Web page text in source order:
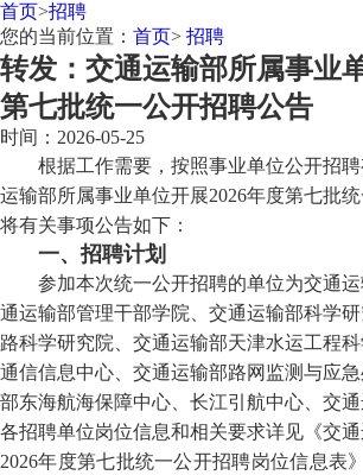
首页>招聘
您的当前位置： 首页> 招聘
转发：交通运输部所属事业
第七批统一公开招聘公告
时间：2026-05-25
根据工作需要，按照事业单位公开招
运输部所属事业单位开展2026年度第七批
将有关事项公告如下：
一、招聘计划
参加本次统一公开招聘的单位为交通
通运输部管理干部学院、交通运输部科学研
路科学研究院、 交通运输部天津水运工程科
通信信息中心、 交通运输部路网监测与应急
部东海航海保障中心、 长江引航中心 交
各招聘单位岗位信息和相关要求详见《交
2026年度第七批统一公开招聘岗位信息表